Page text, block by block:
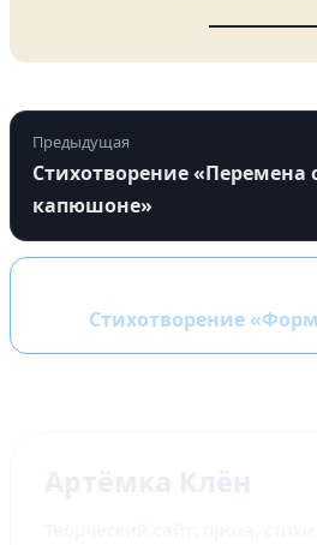
Предыдущая
Стихотворение «Перемена
капюшоне»
Стихотворение